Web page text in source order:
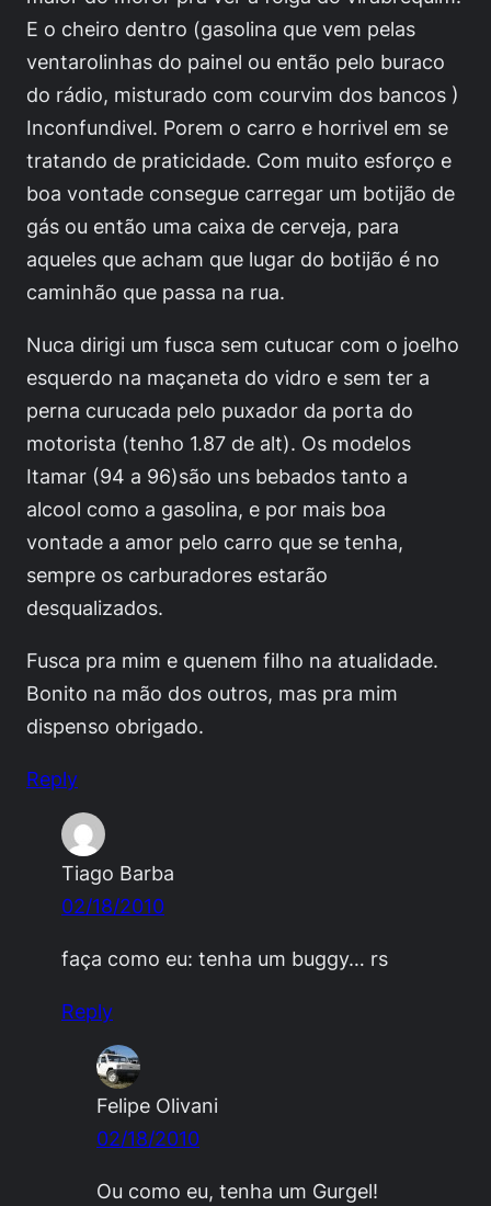
E o cheiro dentro (gasolina que vem pelas
ventarolinhas do painel ou então pelo buraco
do rádio, misturado com courvim dos bancos )
Inconfundivel. Porem o carro e horrivel em se
tratando de praticidade. Com muito esforço e
boa vontade consegue carregar um botijão de
gás ou então uma caixa de cerveja, para
aqueles que acham que lugar do botijão é no
caminhão que passa na rua.
Nuca dirigi um fusca sem cutucar com o joelho
esquerdo na maçaneta do vidro e sem ter a
perna curucada pelo puxador da porta do
motorista (tenho 1.87 de alt). Os modelos
Itamar (94 a 96)são uns bebados tanto a
alcool como a gasolina, e por mais boa
vontade a amor pelo carro que se tenha,
sempre os carburadores estarão
desqualizados.
Fusca pra mim e quenem filho na atualidade.
Bonito na mão dos outros, mas pra mim
dispenso obrigado.
Reply
Tiago Barba
02/18/2010
faça como eu: tenha um buggy… rs
Reply
Felipe Olivani
02/18/2010
Ou como eu, tenha um Gurgel!